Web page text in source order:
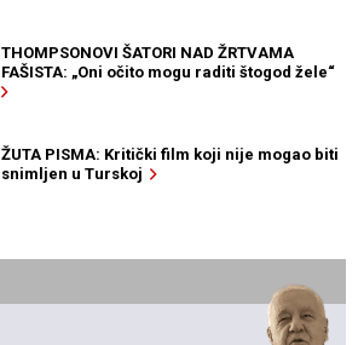
THOMPSONOVI ŠATORI NAD ŽRTVAMA
FAŠISTA: „Oni očito mogu raditi štogod žele“
ŽUTA PISMA: Kritički film koji nije mogao biti
snimljen u Turskoj